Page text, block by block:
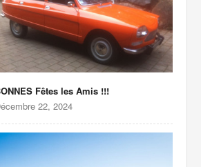
Fêtes les Amis !!!
22, 2024